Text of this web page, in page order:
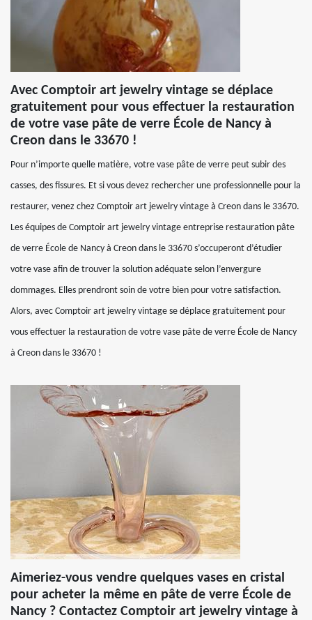
Avec Comptoir art jewelry vintage se déplace
gratuitement pour vous effectuer la restauration
de votre vase pâte de verre École de Nancy à
Creon dans le 33670 !
Pour n’importe quelle matière, votre vase pâte de verre peut subir des
casses, des fissures. Et si vous devez rechercher une professionnelle pour la
restaurer, venez chez Comptoir art jewelry vintage à Creon dans le 33670.
Les équipes de Comptoir art jewelry vintage entreprise restauration pâte
de verre École de Nancy à Creon dans le 33670 s’occuperont d’étudier
votre vase afin de trouver la solution adéquate selon l’envergure
dommages. Elles prendront soin de votre bien pour votre satisfaction.
Alors, avec Comptoir art jewelry vintage se déplace gratuitement pour
vous effectuer la restauration de votre vase pâte de verre École de Nancy
à Creon dans le 33670 !
Aimeriez-vous vendre quelques vases en cristal
pour acheter la même en pâte de verre École de
Nancy ? Contactez Comptoir art jewelry vintage à